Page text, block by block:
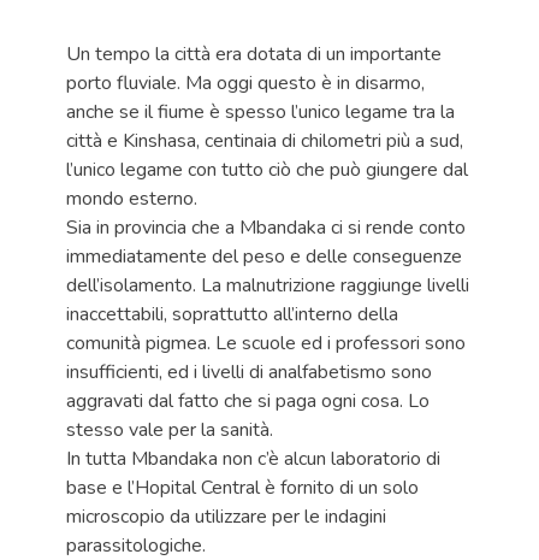
Un tempo la città era dotata di un importante
porto fluviale. Ma oggi questo è in disarmo,
anche se il fiume è spesso l’unico legame tra la
città e Kinshasa, centinaia di chilometri più a sud,
l’unico legame con tutto ciò che può giungere dal
mondo esterno.
Sia in provincia che a Mbandaka ci si rende conto
immediatamente del peso e delle conseguenze
dell’isolamento. La malnutrizione raggiunge livelli
inaccettabili, soprattutto all’interno della
comunità pigmea. Le scuole ed i professori sono
insufficienti, ed i livelli di analfabetismo sono
aggravati dal fatto che si paga ogni cosa. Lo
stesso vale per la sanità.
In tutta Mbandaka non c’è alcun laboratorio di
base e l’Hopital Central è fornito di un solo
microscopio da utilizzare per le indagini
parassitologiche.